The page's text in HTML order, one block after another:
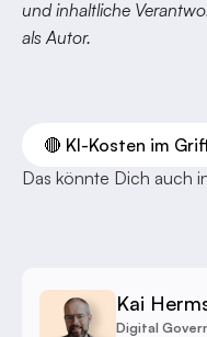
und inhaltliche
als Autor.
🔴 KI-Kosten im
Das könnte Dich auch
Kai
Digital